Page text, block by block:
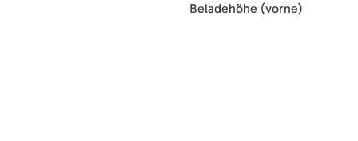
Beladehöhe (vorne)